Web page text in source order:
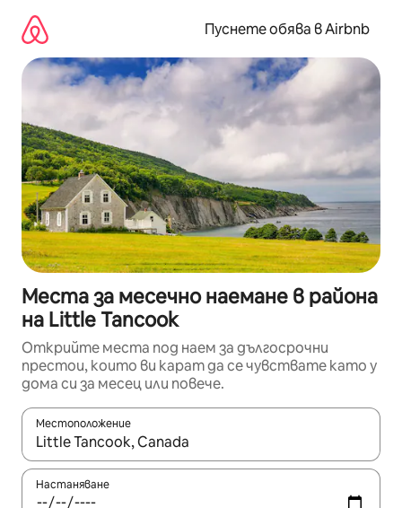
съдържанието
Пуснете обява в Airbnb
Места за месечно наемане в района
на Little Tancook
Открийте места под наем за дългосрочни
престои, които ви карат да се чувствате като у
дома си за месец или повече.
Местоположение
Когато резултатите се покажат, използвайте
Настаняване